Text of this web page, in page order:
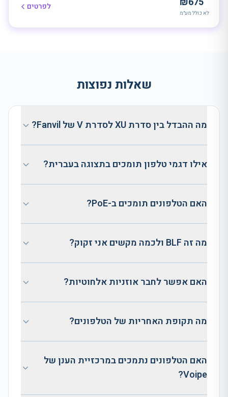
לא כולל מע״מ
לפרטים
שאלות נפוצות
מה ההבדל בין סדרת XU לסדרת V של Fanvil?
אילו דגמי טלפון תומכים בתצוגה בעברית?
האם הטלפונים תומכים ב-PoE?
מה זה BLF ולכמה מקשים אני זקוק?
האם אפשר לחבר אוזניות אלחוטיות?
מה תקופת האחריות של הטלפונים?
האם הטלפונים נתמכים במרכזיית הענן של
Voipe?